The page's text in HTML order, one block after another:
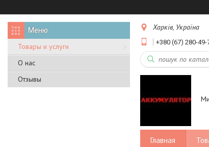
Товары и услуги
О нас
Отзывы
Харків, Україна
+380 (67) 280-49-
Главная